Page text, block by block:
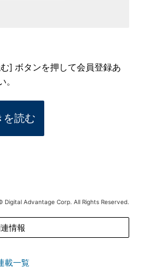
] ボタンを押して会員登録あ
を読む
Digital Advantage Corp. All Rights Reserved.
情報
載一覧